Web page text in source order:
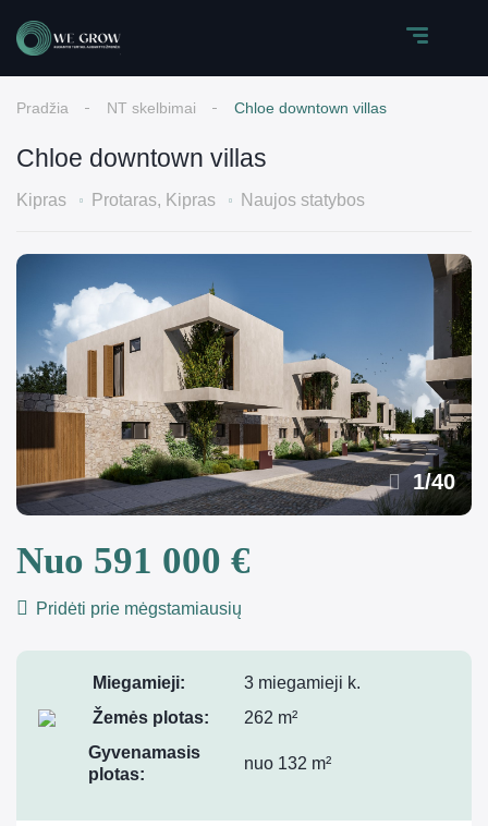
Pradžia NT skelbimai Chloe downtown villas
Chloe downtown villas
Kipras Protaras, Kipras Naujos statybos
1/40
Nuo 591 000 €
Pridėti prie mėgstamiausių
Miegamieji:
3 miegamieji k.
Žemės plotas:
262 m²
Gyvenamasis
plotas:
nuo 132 m²